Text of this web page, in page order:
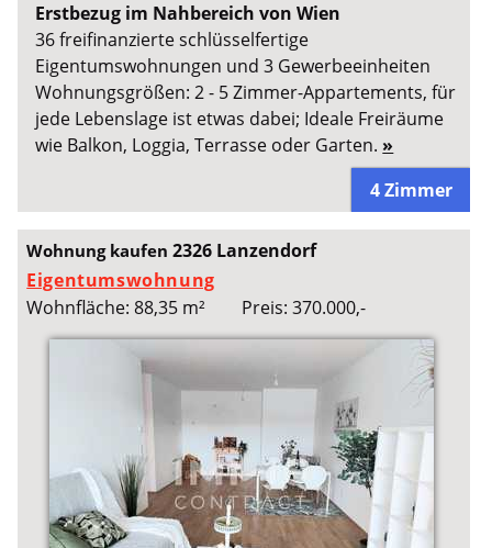
Erstbezug im Nahbereich von Wien
36 freifinanzierte schlüsselfertige
Eigentumswohnungen und 3 Gewerbeeinheiten
Wohnungsgrößen: 2 - 5 Zimmer-Appartements, für
jede Lebenslage ist etwas dabei; Ideale Freiräume
wie Balkon, Loggia, Terrasse oder Garten. »
4 Zimmer
Wohnung kaufen2326 Lanzendorf
Eigentumswohnung
Wohnfläche: 88,35 m²
Preis: 370.000,-